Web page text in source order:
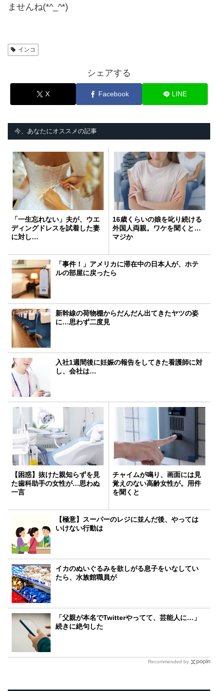
ませんね(*^_^*)
インコ
シェアする
X Facebook LINE
今、あなたにオススメの記事
「一生忘れない」夫が、ウエ
ディングドレスを試着した妻
に対し…
16歳くらいの娘を叱り続ける
外国人両親。ワケを聞くと…
マジか
「事件！」アメリカに滞在中の日本人が、ホテ
ルの部屋に戻ったら
新幹線の荷物棚からだんだん出てきたヤツの姿
に…思わず二度見
入社1週間後に妊娠の報告をしてきた看護師に対
し、会社は…
【困惑】抜けた親知らずを見
た歯科助手の女性が…思わぬ
一言
チャイムが鳴り、画面には見
覚えのない高齢女性が。用件
を聞くと
【極意】スーパーのレジに並んだ後、やっては
いけない行動は
イカのぬいぐるみを欲しがる息子をいなしてい
たら、水族館職員が
「父親が本名でTwitterやってて、芸能人に…」
続きに絶句した
Recommended by